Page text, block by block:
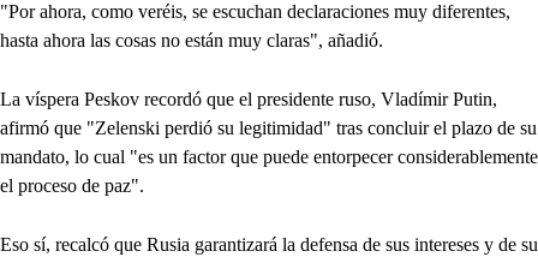
"Por ahora, como veréis, se escuchan declaraciones muy diferentes,
hasta ahora las cosas no están muy claras", añadió.
La víspera Peskov recordó que el presidente ruso, Vladímir Putin,
afirmó que "Zelenski perdió su legitimidad" tras concluir el plazo de su
mandato, lo cual "es un factor que puede entorpecer considerablemente
el proceso de paz".
Eso sí, recalcó que Rusia garantizará la defensa de sus intereses y de su